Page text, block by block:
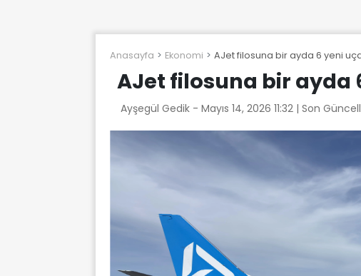
Anasayfa Ekonomi AJet filosuna bir ayda 6 yeni
AJet filosuna bir ayda
Ayşegül Gedik - Mayıs 14, 2026 11:32 | Son